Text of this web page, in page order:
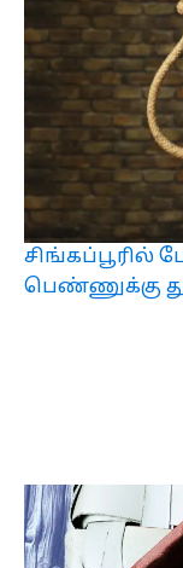
சிங்கப்பூரில்
பெண்ணுக்கு